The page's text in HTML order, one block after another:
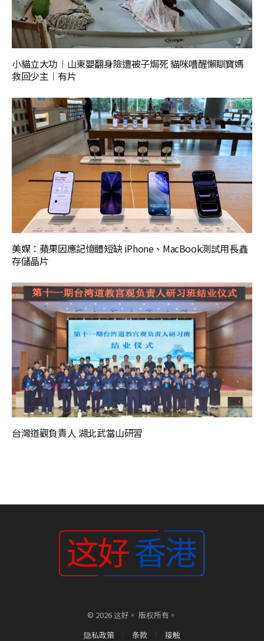
小貓立大功︱山東嬰翻身險遭被子焗死 貓咪嘈醒懶瞓寶媽
救回少主︱有片
美媒：蘋果因應記憶體短缺 iPhone、MacBook測試用長鑫
存儲晶片
台灣道觀負責人 湖北武當山研習
© 2026 这好。 版权所有。
隐私政策
条款 接触